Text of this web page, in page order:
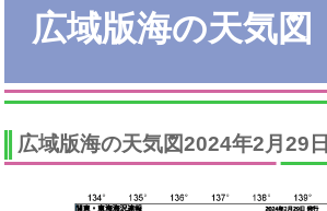
広域版海の天気図
広域版海の天気図2024年2月29日